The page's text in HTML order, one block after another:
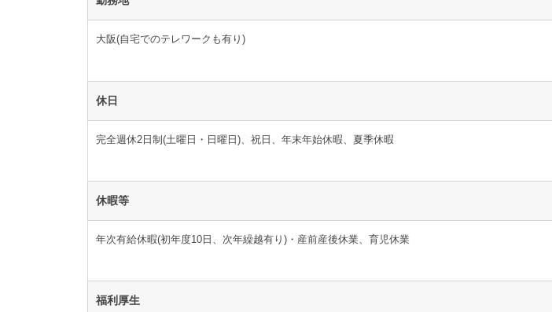
大阪(自宅でのテレワークも有り)
休日
完全週休2日制(土曜日・日曜日)、祝日、年末年始休暇、夏季休暇
休暇等
年次有給休暇(初年度10日、次年繰越有り)・産前産後休業、育児休業
福利厚生